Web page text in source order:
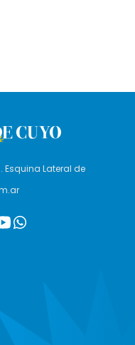
Esquina Lateral de